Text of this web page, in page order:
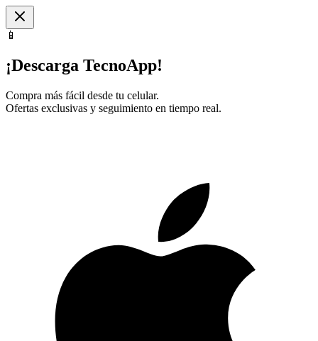
📱
¡Descarga TecnoApp!
Compra más fácil desde tu celular.
Ofertas exclusivas y seguimiento en tiempo real.